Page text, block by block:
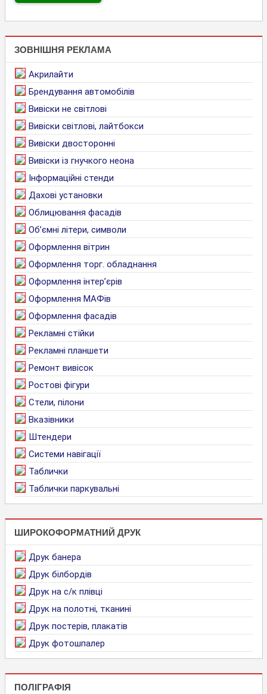
ЗОВНІШНЯ РЕКЛАМА
Акрилайти
Брендування автомобілів
Вивіски не світлові
Вивіски світлові, лайтбокси
Вивіски двосторонні
Вивіски із гнучкого неона
Інформаційні стенди
Дахові установки
Облицювання фасадів
Об’ємні літери, символи
Оформлення вітрин
Оформлення торг. обладнання
Оформлення інтер’єрів
Оформлення МАФів
Оформлення фасадів
Рекламні стійки
Рекламні планшети
Ремонт вивісок
Ростові фігури
Стели, пілони
Вказівники
Штендери
Системи навігації
Таблички
Таблички паркувальні
ШИРОКОФОРМАТНИЙ ДРУК
Друк банера
Друк білбордів
Друк на с/к плівці
Друк на полотні, тканині
Друк постерів, плакатів
Друк фотошпалер
ПОЛІГРАФІЯ